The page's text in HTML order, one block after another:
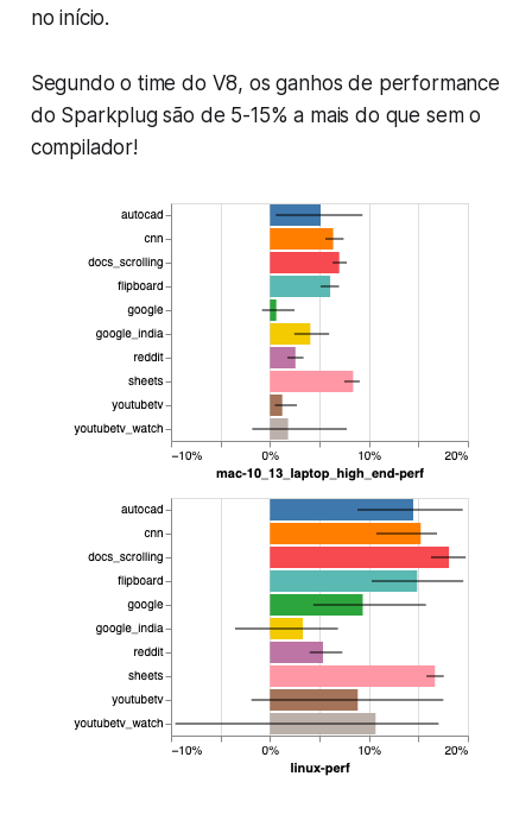
no início.
Segundo o time do V8, os ganhos de performance
do Sparkplug são de 5-15% a mais do que sem o
compilador!